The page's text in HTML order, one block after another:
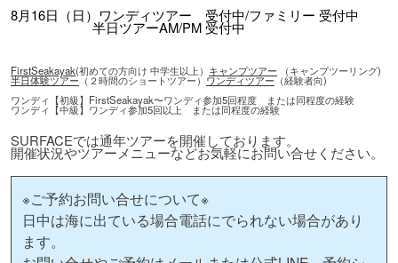
8月16日（日）ワンディツアー 受付中/ファミリー 受付中
半日ツアーAM/PM 受付中
FirstSeakayak(初めての方向け 中学生以上） キャンプツアー （キャンプツーリング)
半日体験ツアー（２時間のショートツアー） ワンディツアー（経験者向)
ワンディ【初級】FirstSeakayak〜ワンディ参加5回程度 または同程度の経験
ワンディ【中級】ワンディ参加5回以上 または同程度の経験
SURFACEでは通年ツアーを開催しております。
開催状況やツアーメニューなどお気軽にお問い合せください。
※ご予約お問い合せについて※
日中は海に出ている場合電話にでられない場合があり
ます。